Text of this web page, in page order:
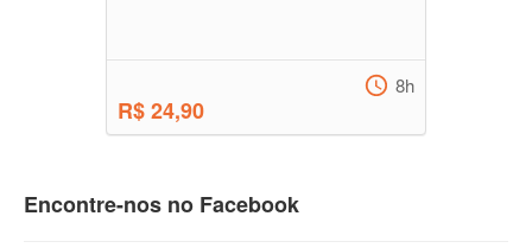
R$ 24,90
8h
Encontre-nos no Facebook